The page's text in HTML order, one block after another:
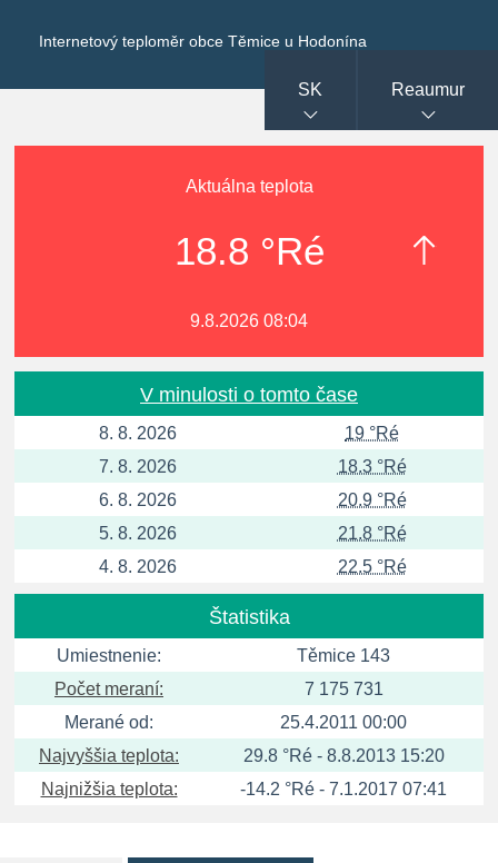
Internetový teploměr obce Těmice u Hodonína
SK Reaumur
Aktuálna teplota
18.8 °Ré
9.8.2026 08:04
V minulosti o tomto čase
8. 8. 2026
19 °Ré
7. 8. 2026
18.3 °Ré
6. 8. 2026
20.9 °Ré
5. 8. 2026
21.8 °Ré
4. 8. 2026
22.5 °Ré
Štatistika
Umiestnenie:
Těmice 143
Počet meraní:
7 175 731
Merané od:
25.4.2011 00:00
Najvyššia teplota:
29.8 °Ré - 8.8.2013 15:20
Najnižšia teplota:
-14.2 °Ré - 7.1.2017 07:41